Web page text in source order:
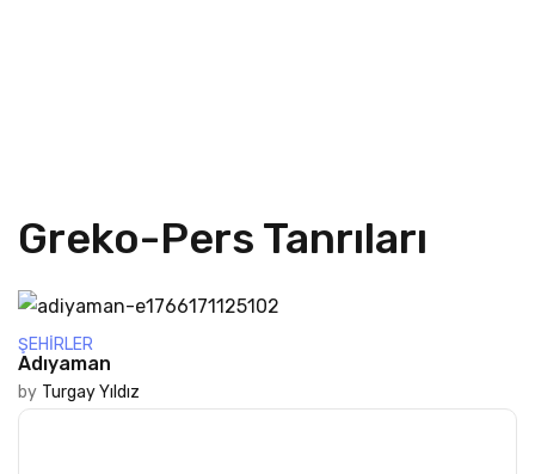
Greko-Pers Tanrıları
ŞEHIRLER
Adıyaman
by Turgay Yıldız